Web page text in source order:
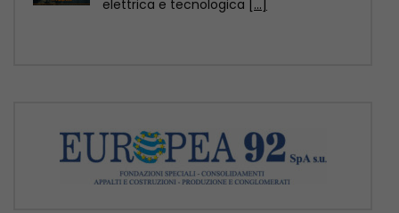
in collaborazione con TeleAmbiente: